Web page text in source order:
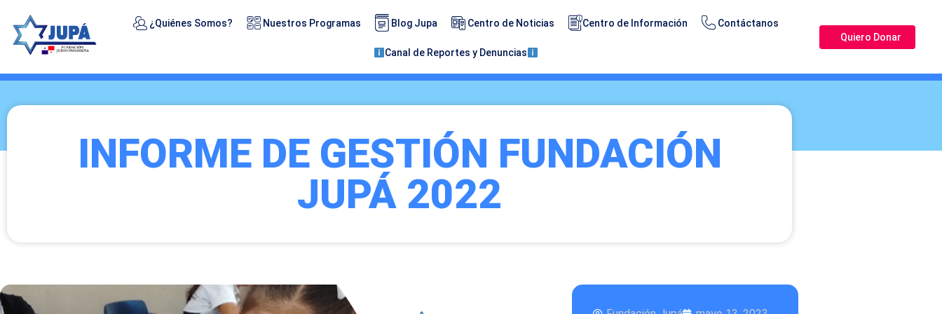
¿Quiénes Somos? Nuestros Programas Blog Jupa Centro de Noticias Centro de Información Contáctanos
Canal de Reportes y Denuncias
Quiero Donar
INFORME DE GESTIÓN FUNDACIÓN
JUPÁ 2022